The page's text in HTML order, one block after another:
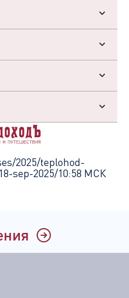
2025/teplohod-
sep-2025/10:58 МСК